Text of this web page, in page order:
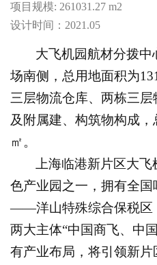
项目规模: 261031.27 m2
设计时间：2021.05
大飞机园航材分拨
场南侧，总用地面积为
三层物流仓库、两栋三
及附属建、构筑物构成，
㎡。
上海临港新片区大
色产业园之一，拥有全
——洋山特殊综合保税区
两大主体“中国商飞、中
有产业布局，将引领新